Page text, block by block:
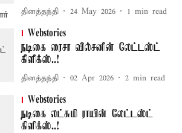
தினத்தந்தி 24 May 2026 1 min read
Webstories
நடிகை ரைசா வில்சனின் லேட்டஸ்ட்
கிளிக்ஸ்..!
தினத்தந்தி 02 Apr 2026 2 min read
Webstories
நடிகை லட்சுமி ராயின் லேட்டஸ்ட்
கிளிக்ஸ்..!